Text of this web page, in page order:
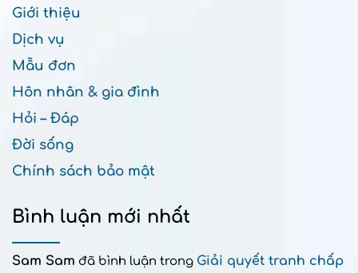
Giới thiệu
Dịch vụ
Mẫu đơn
Hôn nhân & gia đình
Hỏi – Đáp
Đời sống
Chính sách bảo mật
Bình luận mới nhất
Sam Sam đã bình luận trong Giải quyết tranh chấp